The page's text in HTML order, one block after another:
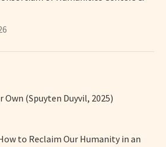
Own (Spuyten Duyvil, 2025)
to Reclaim Our Humanity in an